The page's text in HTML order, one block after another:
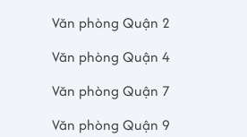
Văn phòng Quận 2
Văn phòng Quận 4
Văn phòng Quận 7
Văn phòng Quận 9